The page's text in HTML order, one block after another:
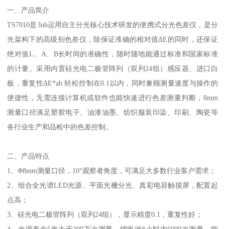
一、产品简介
TS7010是3nh运用自主分光核心技术研发的便携式分光色差仪，是分
光架构下的高级别色差仪，除保证准确的相对值ΔE的同时，还保证
绝对值L、A、B长时间的准确性，随时随地能通过标准和国家标准
的计量。采用内置硅光电二极管阵列（双列24组）感应器、进口白
板，重复性ΔE*ab 轻松控制在0.1以内，同时兼顾测量速度与操作的
便捷性，无需连接计算机或软件也能快速进行色差测量判断，8mm
测量口径满足塑胶电子、油漆油墨、纺织服装印染、印刷、陶瓷等
各行业生产和品检中的色差控制。
二、产品特点
1、Φ8mm测量口径，10°观察者角度，可满足大多数行业客户需求；
2、组合全光谱LED光源、平面光栅分光、真彩电容触摸屏，配置起
点高；
3、硅光电二极管阵列（双列24组），显示精度0.1，重复性好；